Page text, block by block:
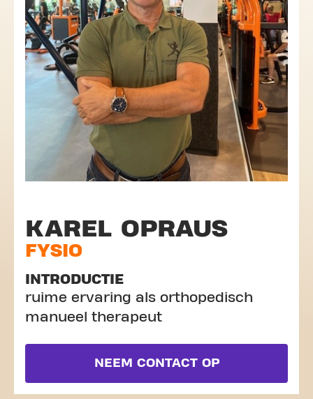
KAREL OPRAUS
FYSIO
INTRODUCTIE
ruime ervaring als orthopedisch
manueel therapeut
NEEM CONTACT OP